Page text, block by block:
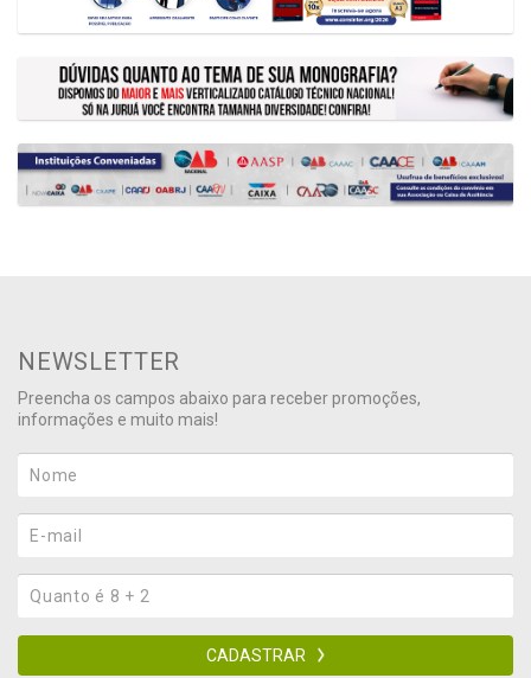
NEWSLETTER
Preencha os campos abaixo para receber promoções,
informações e muito mais!
CADASTRAR